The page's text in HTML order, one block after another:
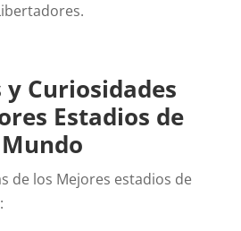
Curiosidades
Estadios de
de los Mejores estadios de